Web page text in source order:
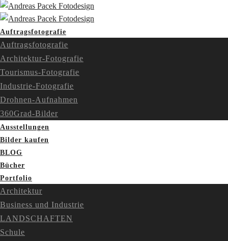
Auftragsfotografie
Auftragsfotografie
Architektur-Fotografie
Tourismus-Fotografie
Industrie-Fotografie
Drohnen-Aufnahmen
360Grad-Bilder
Ausstellungen
Bilder kaufen
BLOG
Bücher
Portfolio
Architektur
Business und Industrie
LANDSCHAFTEN
Schule